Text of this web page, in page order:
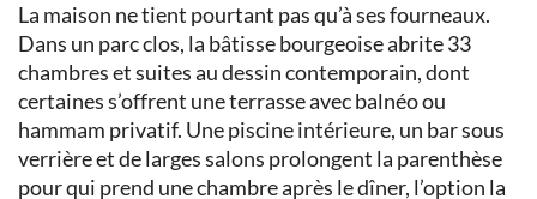
La maison ne tient pourtant pas qu’à ses fourneaux.
Dans un parc clos, la bâtisse bourgeoise abrite 33
chambres et suites au dessin contemporain, dont
certaines s’offrent une terrasse avec balnéo ou
hammam privatif. Une piscine intérieure, un bar sous
verrière et de larges salons prolongent la parenthèse
pour qui prend une chambre après le dîner, l’option la